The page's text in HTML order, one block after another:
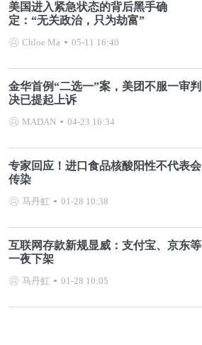
美国进入紧急状态的背后黑手确
定：“无关政治，只为劫富”
Chloe Ma 05-11 16:40
金华首例“二选一”案，美团不服一审判
决已提起上诉
MADAN 04-23 16:34
专家回应！进口食品核酸阳性不代表会
传染
马丹虹 01-28 10:38
互联网存款新规显威：支付宝、京东等
一夜下架
马丹虹 01-28 10:05